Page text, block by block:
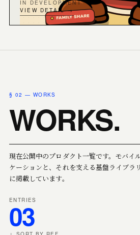
IN DEVELOPMENT
VIEW DETAIL →
§ 02 — WORKS
WORKS.
現在公開中のプロダクト一覧です。モバイ
ケーションと、それを支える基盤ライブラ
に掲載しています。
ENTRIES
03